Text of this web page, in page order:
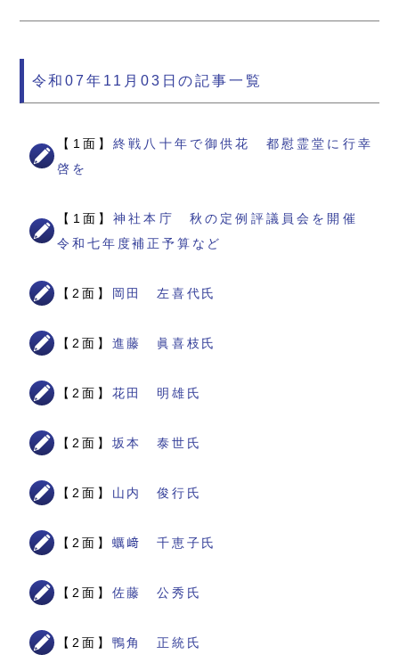
令和07年11月03日の記事一覧
【1面】終戦八十年で御供花 都慰霊堂に行幸
啓を
【1面】神社本庁 秋の定例評議員会を開催
令和七年度補正予算など
【2面】 岡田 左喜代氏
【2面】 進藤 眞喜枝氏
【2面】 花田 明雄氏
【2面】 坂本 泰世氏
【2面】 山内 俊行氏
【2面】 蠣﨑 千恵子氏
【2面】 佐藤 公秀氏
【2面】 鴨角 正統氏